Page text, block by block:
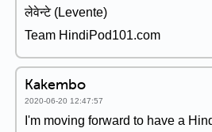
लेवेन्टे (Levente)
Team HindiPod101.com
Kakembo
2020-06-20 12:47:57
I'm moving forward to have a